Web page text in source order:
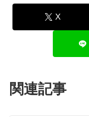
X
関連記事